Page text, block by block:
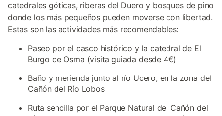
catedrales góticas, riberas del Duero y bosques de pino
donde los más pequeños pueden moverse con libertad.
Estas son las actividades más recomendables:
Paseo por el casco histórico y la catedral de El
Burgo de Osma (visita guiada desde 4€)
Baño y merienda junto al río Ucero, en la zona del
Cañón del Río Lobos
Ruta sencilla por el Parque Natural del Cañón del